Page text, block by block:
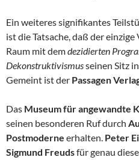
Ein weiteres signifikantes
ist die Tatsache, daß der
Raum mit demdezidierten
Dekonstruktivismusseinen Sitz
Gemeint ist der Passagen
Das Museum für angewandte
seinen besonderen Ruf durch
Postmoderne erhalten. Peter
Sigmund Freudsfür genau